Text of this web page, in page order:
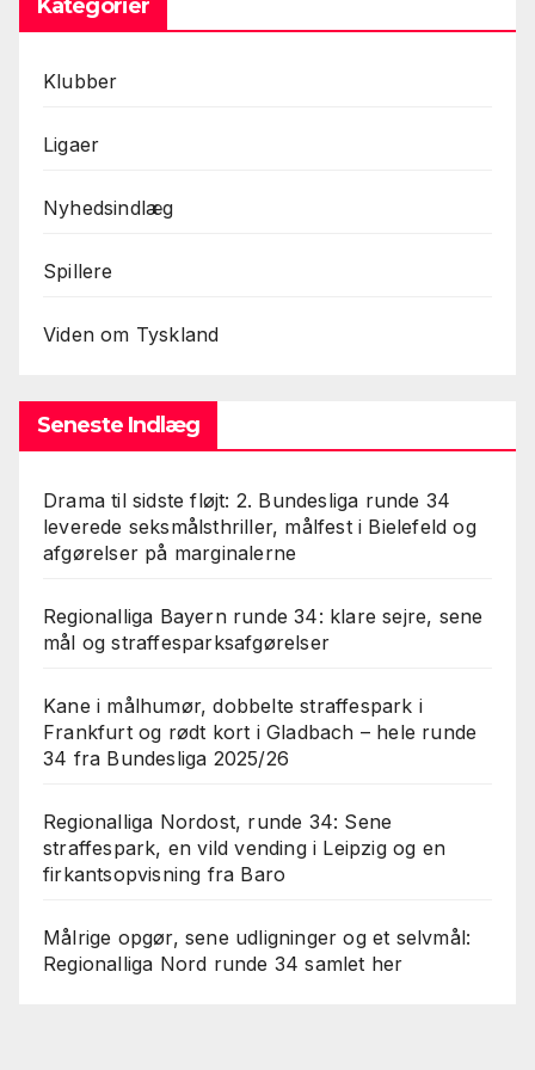
Kategorier
Klubber
Ligaer
Nyhedsindlæg
Spillere
Viden om Tyskland
Seneste Indlæg
Drama til sidste fløjt: 2. Bundesliga runde 34
leverede seksmålsthriller, målfest i Bielefeld og
afgørelser på marginalerne
Regionalliga Bayern runde 34: klare sejre, sene
mål og straffesparksafgørelser
Kane i målhumør, dobbelte straffespark i
Frankfurt og rødt kort i Gladbach – hele runde
34 fra Bundesliga 2025/26
Regionalliga Nordost, runde 34: Sene
straffespark, en vild vending i Leipzig og en
firkantsopvisning fra Baro
Målrige opgør, sene udligninger og et selvmål:
Regionalliga Nord runde 34 samlet her